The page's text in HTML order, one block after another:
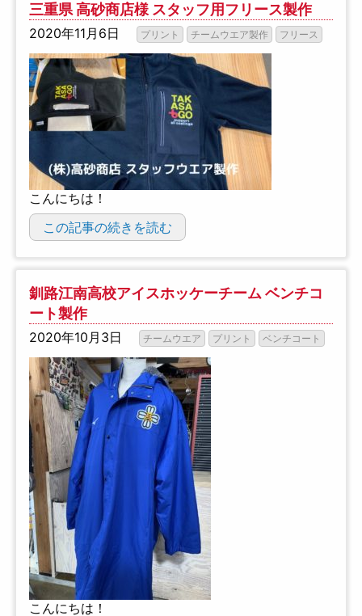
三重県 高砂商店様 スタッフ用フリース製作
2020年11月6日 プリント チームウエア製作 フリース
こんにちは！
この記事の続きを読む
釧路江南高校アイスホッケーチーム ベンチコ
ート製作
2020年10月3日 チームウエア プリント ベンチコート
こんにちは！